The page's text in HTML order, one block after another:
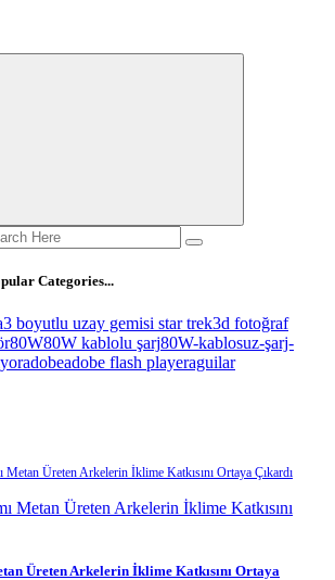
Categories...
3 boyutlu uzay gemisi star trek3d fotoğraf
80W80W kablolu şarj80W-kablosuz-şarj-
adobeadobe flash playeraguilar
Metan Üreten Arkelerin İklime Katkısını Ortaya Çıkardı
Üreten Arkelerin İklime Katkısını Ortaya